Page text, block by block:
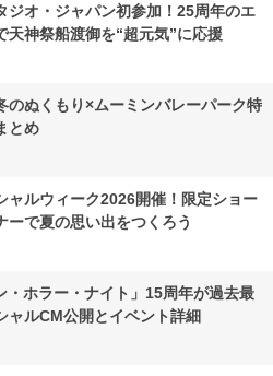
ジオ・ジャパン初参加！25周年のエ
天神祭船渡御を“超元気”に応援
のぬくもり×ムーミンバレーパーク特
とめ
ャルウィーク2026開催！限定ショー
ーで夏の思い出をつくろう
・ホラー・ナイト」15周年が過去最
ャルCM公開とイベント詳細